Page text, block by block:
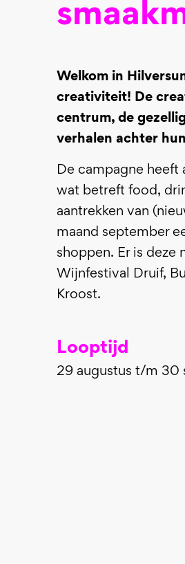
Welkom in
creativiteit! De
centrum, de
verhalen achter
De campagne heeft
wat betreft food,
aantrekken van
maand september
shoppen. Er is deze
Wijnfestival Druif,
Kroost.
Looptijd
29 augustus t/m 30